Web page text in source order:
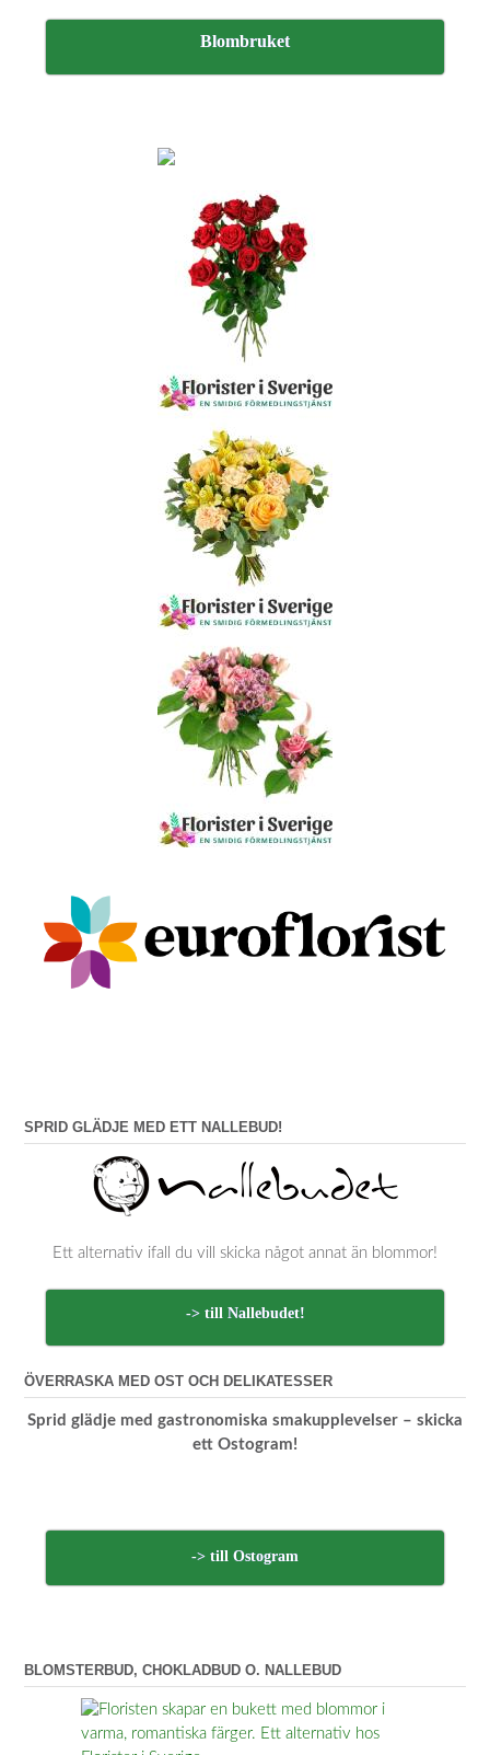
Blombruket
SPRID GLÄDJE MED ETT NALLEBUD!
Ett alternativ ifall du vill skicka något annat än blommor!
-> till Nallebudet!
ÖVERRASKA MED OST OCH DELIKATESSER
Sprid glädje med gastronomiska smakupplevelser – skicka
ett Ostogram!
-> till Ostogram
BLOMSTERBUD, CHOKLADBUD O. NALLEBUD